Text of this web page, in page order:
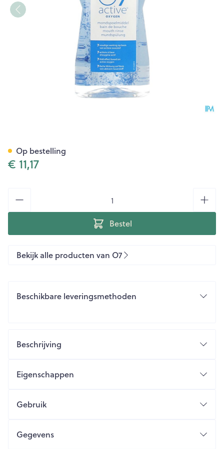
€ 11,17
Bestel
Op bestelling
Bekijk alle producten van O7
Beschikbare leveringsmethoden
Beschrijving
Eigenschappen
Gebruik
Gegevens